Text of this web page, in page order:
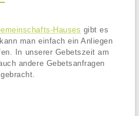
Hauses gibt es
man einfach ein Anliegen
In unserer Gebetszeit am
andere Gebetsanfragen